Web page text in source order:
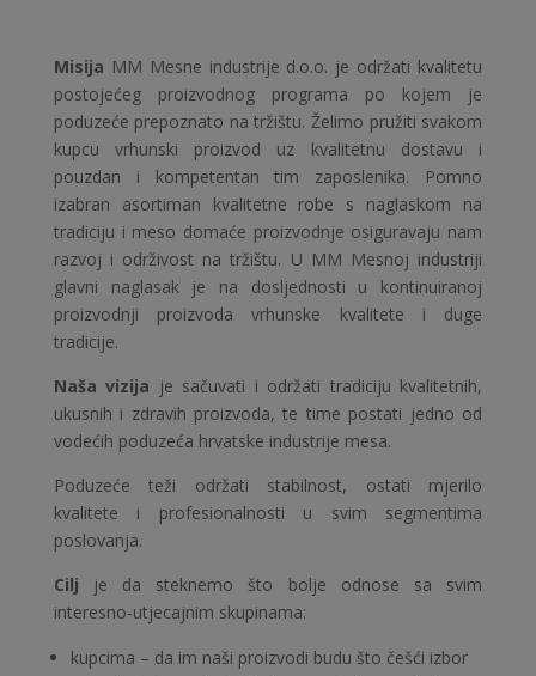
Misija MM Mesne industrije d.o.o. je održati kvalitetu
postojećeg proizvodnog programa po kojem je
poduzeće prepoznato na tržištu. Želimo pružiti svakom
kupcu vrhunski proizvod uz kvalitetnu dostavu i
pouzdan i kompetentan tim zaposlenika. Pomno
izabran asortiman kvalitetne robe s naglaskom na
tradiciju i meso domaće proizvodnje osiguravaju nam
razvoj i održivost na tržištu. U MM Mesnoj industriji
glavni naglasak je na dosljednosti u kontinuiranoj
proizvodnji proizvoda vrhunske kvalitete i duge
tradicije.
Naša vizija je sačuvati i održati tradiciju kvalitetnih,
ukusnih i zdravih proizvoda, te time postati jedno od
vodećih poduzeća hrvatske industrije mesa.
Poduzeće teži održati stabilnost, ostati mjerilo
kvalitete i profesionalnosti u svim segmentima
poslovanja.
Cilj je da steknemo što bolje odnose sa svim
interesno-utjecajnim skupinama:
kupcima – da im naši proizvodi budu što češći izbor